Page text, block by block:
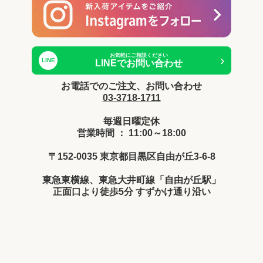
LINE
お気軽にご相談ください
LINEでお問い合わせ ›
お電話でのご注文、お問い合わせ
03-3718-1711
毎週日曜定休
営業時間 ： 11:00～18:00
〒152-0035 東京都目黒区自由が丘3-6-8
東急東横線、東急大井町線「自由が丘駅」
正面口より徒歩5分 すずかけ通り沿い